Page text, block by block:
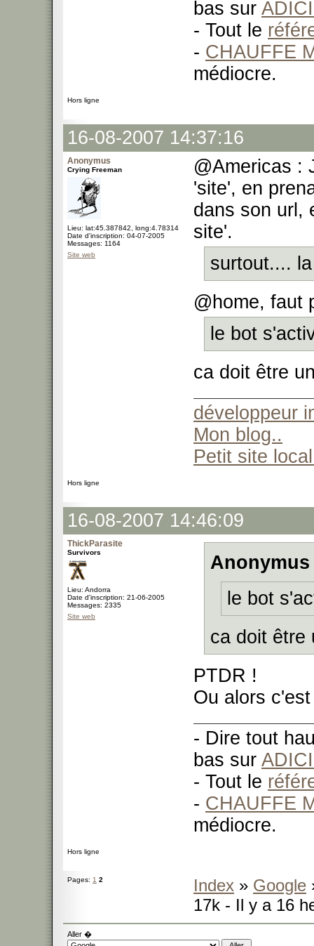
bas sur
- Tout le
- CHAUFFE
médiocre.
Hors ligne
16-08-2007 14:37:16
Anonymus
Crying Freeman
Lieu: lat:45.387842, long:4.78314
Date d'inscription: 04-07-2005
Messages: 1164
Site web
@Americas :
'site', en
dans son url,
site'.
surtout....
@home, faut
le bot
ca doit être
développeur
Mon blog..
Petit site
Hors ligne
16-08-2007 14:46:09
ThickParasite
Survivors
Lieu: Andorra
Date d'inscription: 21-06-2005
Messages: 2335
Site web
le bot
ca doit être
PTDR !
Ou alors
- Dire tout
bas sur
- Tout le
- CHAUFFE
médiocre.
Hors ligne
Pages: 1 2 Index » Google
17k - Il y a 16
Aller �